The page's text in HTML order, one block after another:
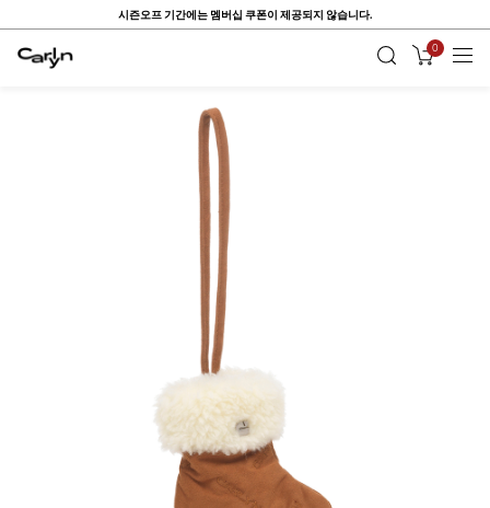
시즌오프 기간에는 멤버십 쿠폰이 제공되지 않습니다.
0